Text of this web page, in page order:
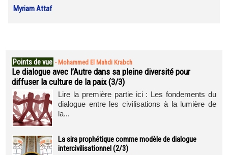
Myriam Attaf
Points de vue - Mohammed El Mahdi Krabch
Le dialogue avec l’Autre dans sa pleine diversité pour
diffuser la culture de la paix (3/3)
Lire la première partie ici : Les fondements du
dialogue entre les civilisations à la lumière de
la...
La sira prophétique comme modèle de dialogue
intercivilisationnel (2/3)